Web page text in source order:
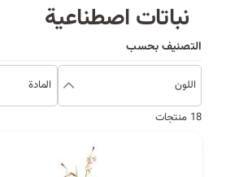
نباتات اصطناعية
التصنيف بحسب
اللون المادة
18 منتجات